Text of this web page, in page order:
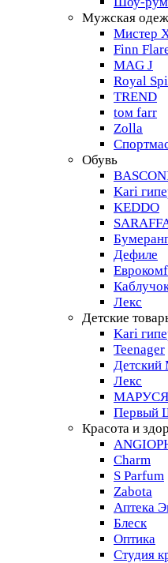
Мужская
Мистер
Finn
MAG J
Royal
TREND
tом farr
Zolla
Обувь
Kari
KEDDO
Дефиле
Лекс
Детские
Kari
Teenager
Детский
Лекс
МАРУСЯ
Первый
Красота и
Charm
S Parfum
Zabota
Аптека
Блеск
Оптика
Студия